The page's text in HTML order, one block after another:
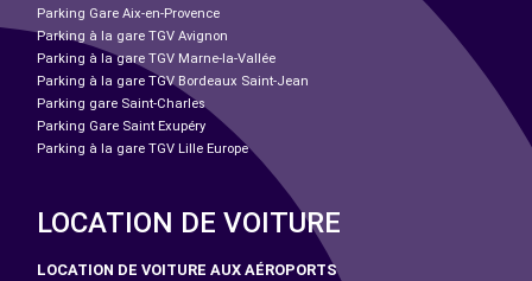
Parking Gare Aix-en-Provence
Parking à la gare TGV Avignon
Parking à la gare TGV Marne-la-Vallée
Parking à la gare TGV Bordeaux Saint-Jean
Parking gare Saint-Charles
Parking Gare Saint Exupéry
Parking à la gare TGV Lille Europe
LOCATION DE VOITURE
LOCATION DE VOITURE AUX AÉROPORTS